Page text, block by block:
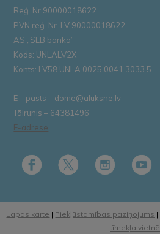
Reģ. Nr.90000018622
PVN reģ. Nr. LV 90000018622
AS „SEB banka”
Kods: UNLALV2X
Konts: LV58 UNLA 0025 0041 3033 5
E – pasts – dome@aluksne.lv
Tālrunis – 64381496
E-adrese
Lapas karte | Piekļūstamības paziņojums |
tīmekļa vietnē